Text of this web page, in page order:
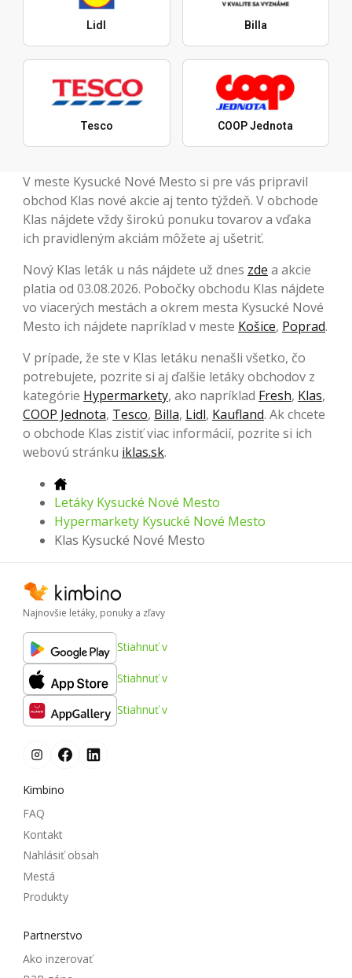
Lidl Billa
Tesco COOP Jednota
V meste Kysucké Nové Mesto si pre vás pripravil
obchod Klas nové akcie aj tento týždeň. V obchode
Klas nájdete vždy širokú ponuku tovarov a vďaka
ich pravidleným akciám môžete aj ušetriť.
Nový Klas leták u nás nájdete už dnes zde a akcie
platia od 03.08.2026. Pobočky obchodu Klas nájdete
vo viacerých mestách a okrem mesta Kysucké Nové
Mesto ich nájdete napríklad v meste Košice, Poprad.
V prípade, že ste v Klas letáku nenašli všetko, čo
potrebujete, pozrite si aj ďalšie letáky obchodov z
kategórie Hypermarkety, ako napríklad Fresh, Klas,
COOP Jednota, Tesco, Billa, Lidl, Kaufland. Ak chcete
o obchode Klas zistiť viac informácií, pozrite si ich
webovú stránku iklas.sk.
Letáky Kysucké Nové Mesto
Hypermarkety Kysucké Nové Mesto
Klas Kysucké Nové Mesto
Najnovšie letáky, ponuky a zľavy
Stiahnuť v
Stiahnuť v
Stiahnuť v
Kimbino
FAQ
Kontakt
Nahlásiť obsah
Mestá
Produkty
Partnerstvo
Ako inzerovať